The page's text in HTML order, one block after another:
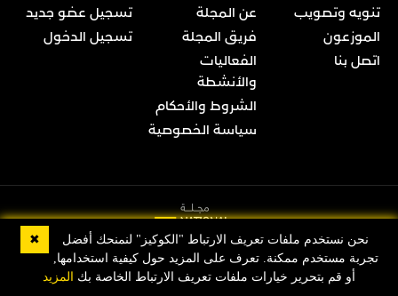
تنويه وتصويب
الموزعون
اتصل بنا
عن المجلة
فريق المجلة
الفعاليات
والأنشطة
الشروط والأحكام
سياسة الخصوصية
تسجيل عضو جديد
تسجيل الدخول
© 2022 Copyright مجلة ناشيونال جيوغرافيك العربية
✖
نحن نستخدم ملفات تعريف الارتباط "الكوكيز" لنمنحك أفضل
تجربة مستخدم ممكنة. تعرف على المزيد حول كيفية استخدامها,
أو قم بتحرير خيارات ملفات تعريف الارتباط الخاصة بك
المزيد